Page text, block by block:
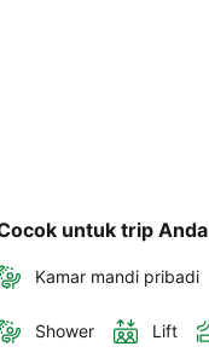
untuk trip Anda
Kamar mandi pribadi
Shower Lift